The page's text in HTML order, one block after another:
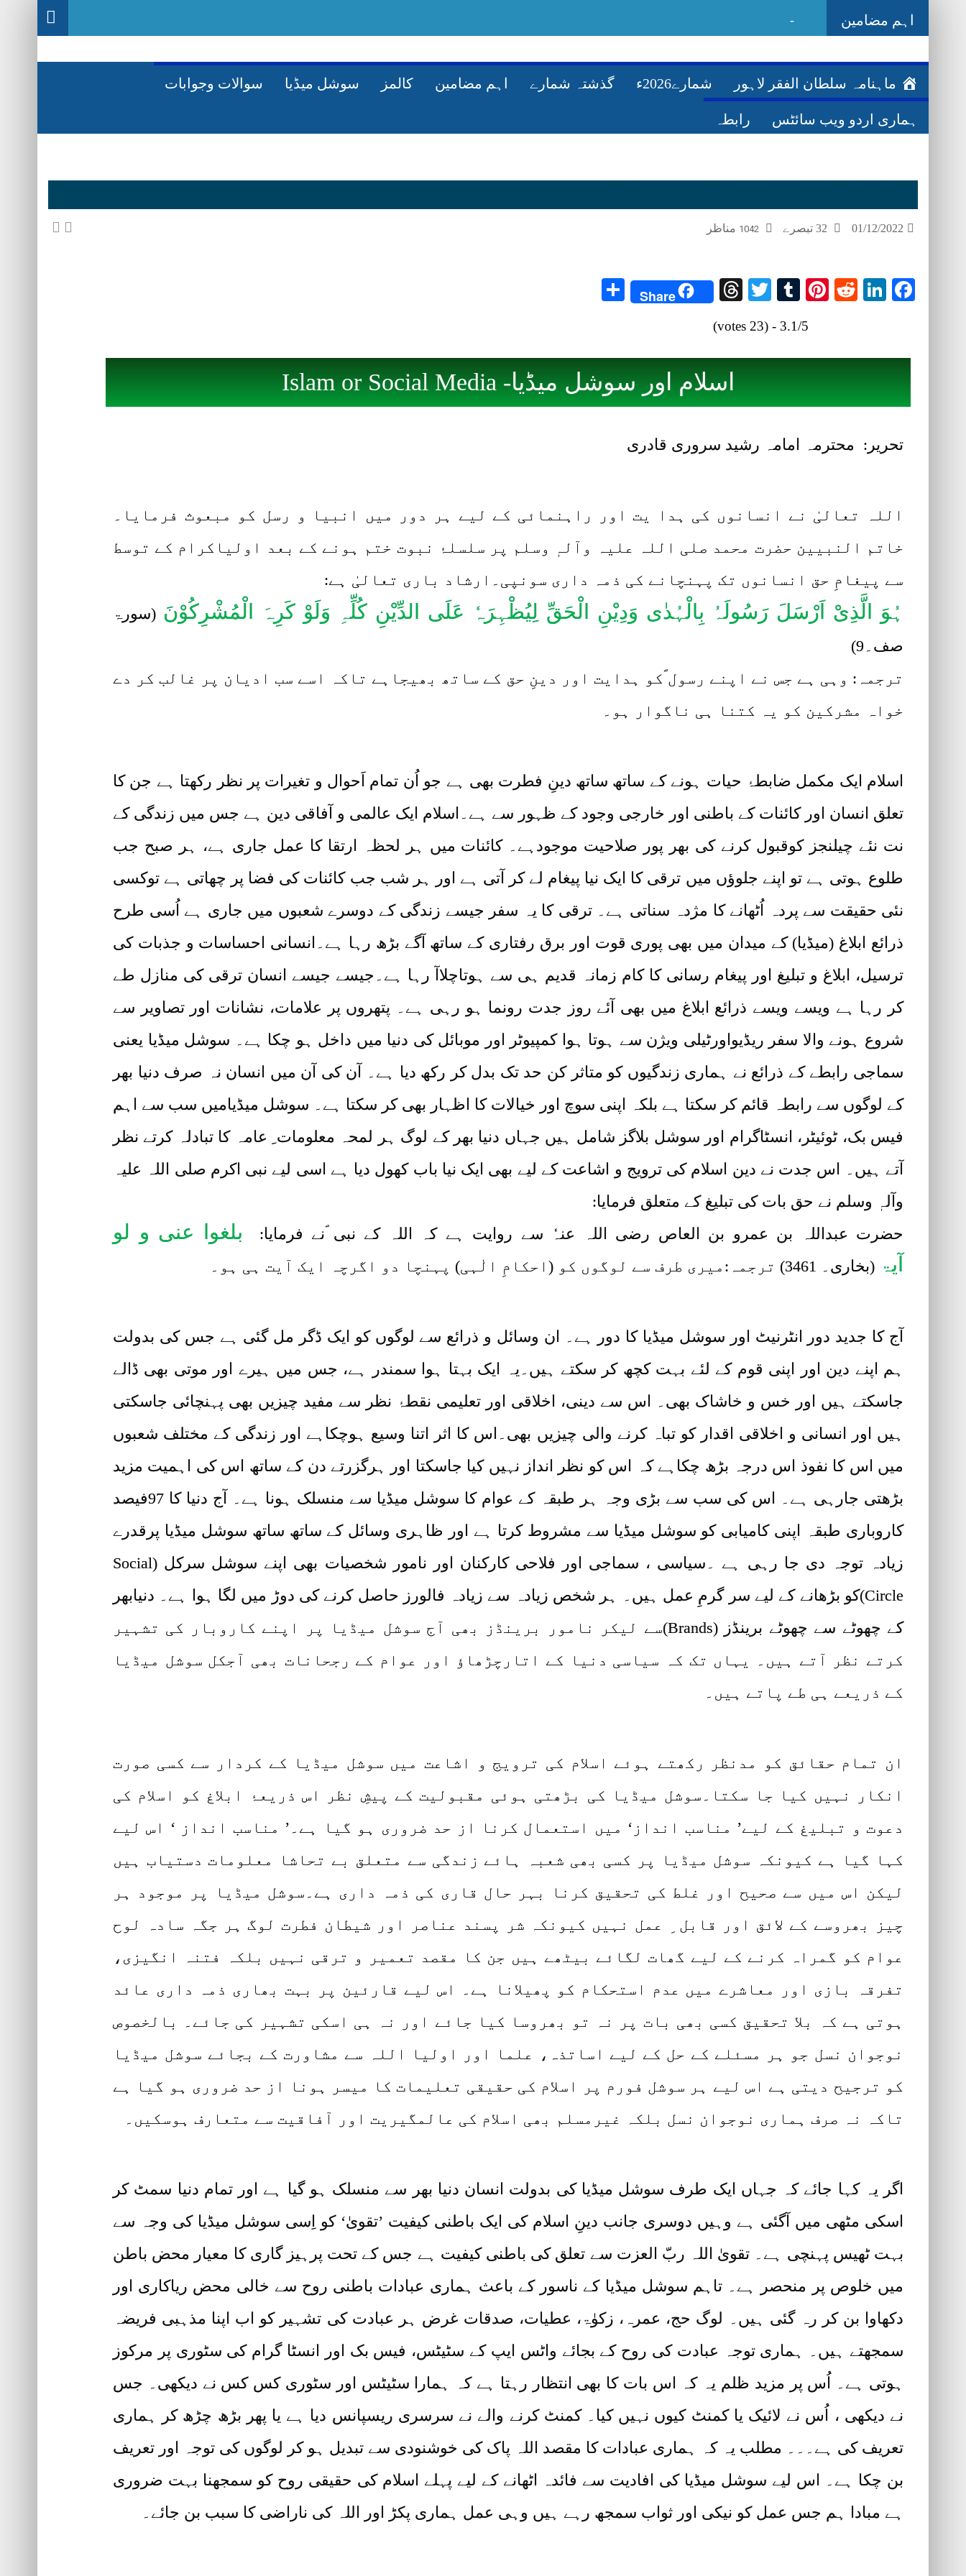
اہم مضامین Ghazwa Badar غزوہ
ماہنامہ سلطان الفقر لاہور شمارے2026ء گذشتہ شمارے اہم مضامین کالمز سوشل میڈیا سوالات وجوابات
ہماری اردو ویب سائٹس رابطہ
01/12/2022
1042 مناظر
Facebook
LinkedIn
Reddit
Pinterest
Tumblr
Twitter
Threads
Share
3.1/5 - (23 votes)
اسلام اور سوشل میڈیا-Islam or Social Media
تحریر: محترمہ امامہ رشید سروری قادری
اللہ تعالیٰ نے انسانوں کی ہدا یت اور راہنمائی کے لیے ہر دور میں انبیا و رسل کو مبعوث فرمایا۔
خاتم النبیین حضرت محمد صلی اللہ علیہ وآلہٖ وسلم پر سلسلۂ نبوت ختم ہونے کے بعد اولیاکرام کے توسط
سے پیغامِ حق انسانوں تک پہنچانے کی ذمہ داری سونپی۔ارشاد باری تعالیٰ ہے:
ہُوَ الَّذِیْ اَرْسَلَ رَسُولَہُ بِالْہُدٰی وَدِیْنِ الْحَقِّ لِیُظْہِرَہٗ عَلَی الدِّیْنِ کُلِّہِ وَلَوْ کَرِہَ الْمُشْرِکُوْنَ (سورۃ
صف۔9)
ترجمہ: وہی ہے جس نے اپنے رسول ؐکو ہدایت اور دینِ حق کے ساتھ بھیجاہے تاکہ اسے سب ادیان پر غالب کر دے
خواہ مشرکین کو یہ کتنا ہی ناگوار ہو۔
اسلام ایک مکمل ضابطۂ حیات ہونے کے ساتھ ساتھ دینِ فطرت بھی ہے جو اُن تمام اَحوال و تغیرات پر نظر رکھتا ہے جن کا
تعلق انسان اور کائنات کے باطنی اور خارجی وجود کے ظہور سے ہے۔اسلام ایک عالمی و آفاقی دین ہے جس میں زندگی کے
نت نئے چیلنجز کوقبول کرنے کی بھر پور صلاحیت موجودہے۔ کائنات میں ہر لحظہ ارتقا کا عمل جاری ہے، ہر صبح جب
طلوع ہوتی ہے تو اپنے جلوؤں میں ترقی کا ایک نیا پیغام لے کر آتی ہے اور ہر شب جب کائنات کی فضا پر چھاتی ہے توکسی
نئی حقیقت سے پردہ اُٹھانے کا مژدہ سناتی ہے۔ ترقی کا یہ سفر جیسے زندگی کے دوسرے شعبوں میں جاری ہے اُسی طرح
ذرائع ابلاغ (میڈیا) کے میدان میں بھی پوری قوت اور برق رفتاری کے ساتھ آگے بڑھ رہا ہے۔انسانی احساسات و جذبات کی
ترسیل، ابلاغ و تبلیغ اور پیغام رسانی کا کام زمانہ قدیم ہی سے ہوتاچلاآ رہا ہے۔جیسے جیسے انسان ترقی کی منازل طے
کر رہا ہے ویسے ویسے ذرائع ابلاغ میں بھی آئے روز جدت رونما ہو رہی ہے۔ پتھروں پر علامات، نشانات اور تصاویر سے
شروع ہونے والا سفر ریڈیواورٹیلی ویژن سے ہوتا ہوا کمپیوٹر اور موبائل کی دنیا میں داخل ہو چکا ہے۔ سوشل میڈیا یعنی
سماجی رابطے کے ذرائع نے ہماری زندگیوں کو متاثر کن حد تک بدل کر رکھ دیا ہے۔ آن کی آن میں انسان نہ صرف دنیا بھر
کے لوگوں سے رابطہ قائم کر سکتا ہے بلکہ اپنی سوچ اور خیالات کا اظہار بھی کر سکتا ہے۔ سوشل میڈیامیں سب سے اہم
فیس بک، ٹوئیٹر، انسٹاگرام اور سوشل بلاگز شامل ہیں جہاں دنیا بھر کے لوگ ہر لمحہ معلومات ِ عامہ کا تبادلہ کرتے نظر
آتے ہیں۔ اس جدت نے دین اسلام کی ترویج و اشاعت کے لیے بھی ایک نیا باب کھول دیا ہے اسی لیے نبی اکرم صلی اللہ علیہ
وآلہٖ وسلم نے حق بات کی تبلیغ کے متعلق فرمایا:
حضرت عبداللہ بن عمرو بن العاص رضی اللہ عنہٗ سے روایت ہے کہ اللہ کے نبی ؐنے فرمایا: بلغوا عنی و لو
آیۃ (بخاری۔ 3461) ترجمہ:میری طرف سے لوگوں کو (احکامِ الٰہی) پہنچا دو اگرچہ ایک آیت ہی ہو۔
آج کا جدید دور انٹرنیٹ اور سوشل میڈیا کا دور ہے۔ ان وسائل و ذرائع سے لوگوں کو ایک ڈگر مل گئی ہے جس کی بدولت
ہم اپنے دین اور اپنی قوم کے لئے بہت کچھ کر سکتے ہیں۔یہ ایک بہتا ہوا سمندر ہے، جس میں ہیرے اور موتی بھی ڈالے
جاسکتے ہیں اور خس و خاشاک بھی۔ اس سے دینی، اخلاقی اور تعلیمی نقطۂ نظر سے مفید چیزیں بھی پہنچائی جاسکتی
ہیں اور انسانی و اخلاقی اقدار کو تباہ کرنے والی چیزیں بھی۔اس کا اثر اتنا وسیع ہوچکاہے اور زندگی کے مختلف شعبوں
میں اس کا نفوذ اس درجہ بڑھ چکاہے کہ اس کو نظر انداز نہیں کیا جاسکتا اور ہرگزرتے دن کے ساتھ اس کی اہمیت مزید
بڑھتی جارہی ہے۔ اس کی سب سے بڑی وجہ ہر طبقہ کے عوام کا سوشل میڈیا سے منسلک ہونا ہے۔ آج دنیا کا 97فیصد
کاروباری طبقہ اپنی کامیابی کو سوشل میڈیا سے مشروط کرتا ہے اور ظاہری وسائل کے ساتھ ساتھ سوشل میڈیا پرقدرے
زیادہ توجہ دی جا رہی ہے ۔سیاسی ، سماجی اور فلاحی کارکنان اور نامور شخصیات بھی اپنے سوشل سرکل (Social
Circle)کو بڑھانے کے لیے سر گرمِ عمل ہیں۔ ہر شخص زیادہ سے زیادہ فالورز حاصل کرنے کی دوڑ میں لگا ہوا ہے۔ دنیابھر
کے چھوٹے سے چھوٹے برینڈز (Brands)سے لیکر نامور برینڈز بھی آج سوشل میڈیا پر اپنے کاروبار کی تشہیر
کرتے نظر آتے ہیں۔ یہاں تک کہ سیاسی دنیا کے اتارچڑھاؤ اور عوام کے رجحانات بھی آجکل سوشل میڈیا
کے ذریعے ہی طے پاتے ہیں۔
ان تمام حقائق کو مدنظر رکھتے ہوئے اسلام کی ترویج و اشاعت میں سوشل میڈیا کے کردار سے کسی صورت
انکار نہیں کیا جا سکتا۔سوشل میڈیا کی بڑھتی ہوئی مقبولیت کے پیشِ نظر اس ذریعۂ ابلاغ کو اسلام کی
دعوت و تبلیغ کے لیے’ مناسب انداز‘ میں استعمال کرنا از حد ضروری ہو گیا ہے۔’ مناسب انداز ‘ اس لیے
کہا گیا ہے کیونکہ سوشل میڈیا پر کسی بھی شعبہ ہائے زندگی سے متعلق بے تحاشا معلومات دستیاب ہیں
لیکن اس میں سے صحیح اور غلط کی تحقیق کرنا بہر حال قاری کی ذمہ داری ہے۔سوشل میڈیا پر موجود ہر
چیز بھروسے کے لائق اور قابل ِ عمل نہیں کیونکہ شر پسند عناصر اور شیطان فطرت لوگ ہر جگہ سادہ لوح
عوام کو گمراہ کرنے کے لیے گھات لگائے بیٹھے ہیں جن کا مقصد تعمیر و ترقی نہیں بلکہ فتنہ انگیزی،
تفرقہ بازی اور معاشرے میں عدم استحکام کو پھیلانا ہے۔ اس لیے قارئین پر بہت بھاری ذمہ داری عائد
ہوتی ہے کہ بلا تحقیق کسی بھی بات پر نہ تو بھروسا کیا جائے اور نہ ہی اسکی تشہیر کی جائے۔ بالخصوص
نوجوان نسل جو ہر مسئلے کے حل کے لیے اساتذہ، علما اور اولیا اللہ سے مشاورت کے بجائے سوشل میڈیا
کو ترجیح دیتی ہے اس لیے ہر سوشل فورم پر اسلام کی حقیقی تعلیمات کا میسر ہونا از حد ضروری ہو گیا ہے
تاکہ نہ صرف ہماری نوجوان نسل بلکہ غیرمسلم بھی اسلام کی عالمگیریت اور آفاقیت سے متعارف ہوسکیں۔
اگر یہ کہا جائے کہ جہاں ایک طرف سوشل میڈیا کی بدولت انسان دنیا بھر سے منسلک ہو گیا ہے اور تمام دنیا سمٹ کر
اسکی مٹھی میں آگئی ہے وہیں دوسری جانب دینِ اسلام کی ایک باطنی کیفیت ’تقویٰ‘ کو اِسی سوشل میڈیا کی وجہ سے
بہت ٹھیس پہنچی ہے۔ تقویٰ اللہ ربّ العزت سے تعلق کی باطنی کیفیت ہے جس کے تحت پرہیز گاری کا معیار محض باطن
میں خلوص پر منحصر ہے۔ تاہم سوشل میڈیا کے ناسور کے باعث ہماری عبادات باطنی روح سے خالی محض ریاکاری اور
دکھاوا بن کر رہ گئی ہیں۔ لوگ حج، عمرہ، زکوٰۃ، عطیات، صدقات غرض ہر عبادت کی تشہیر کو اب اپنا مذہبی فریضہ
سمجھتے ہیں۔ ہماری توجہ عبادت کی روح کے بجائے واٹس ایپ کے سٹیٹس، فیس بک اور انسٹا گرام کی سٹوری پر مرکوز
ہوتی ہے۔ اُس پر مزید ظلم یہ کہ اس بات کا بھی انتظار رہتا ہے کہ ہمارا سٹیٹس اور سٹوری کس کس نے دیکھی۔ جس
نے دیکھی ، اُس نے لائیک یا کمنٹ کیوں نہیں کیا۔ کمنٹ کرنے والے نے سرسری ریسپانس دیا ہے یا پھر بڑھ چڑھ کر ہماری
تعریف کی ہے۔۔۔ مطلب یہ کہ ہماری عبادات کا مقصد اللہ پاک کی خوشنودی سے تبدیل ہو کر لوگوں کی توجہ اور تعریف
بن چکا ہے۔ اس لیے سوشل میڈیا کی افادیت سے فائدہ اٹھانے کے لیے پہلے اسلام کی حقیقی روح کو سمجھنا بہت ضروری
ہے مبادا ہم جس عمل کو نیکی اور ثواب سمجھ رہے ہیں وہی عمل ہماری پکڑ اور اللہ کی ناراضی کا سبب بن جائے۔